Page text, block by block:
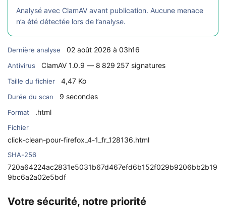
Analysé avec ClamAV avant publication. Aucune menace
n’a été détectée lors de l’analyse.
Dernière analyse 02 août 2026 à 03h16
Antivirus ClamAV 1.0.9 — 8 829 257 signatures
Taille du fichier 4,47 Ko
Durée du scan 9 secondes
Format .html
Fichier
click-clean-pour-firefox_4-1_fr_128136.html
SHA-256
720a64224ac2831e5031b67d467efd6b152f029b9206bb2b19
9bc6a2a02e5bdf
Votre sécurité, notre priorité